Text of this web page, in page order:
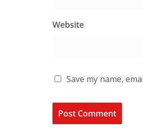
Website
Save my name,